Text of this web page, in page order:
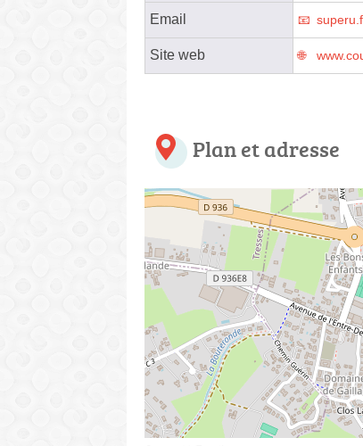
Email
Site web
Plan et adresse